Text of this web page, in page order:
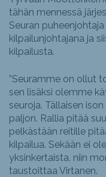
tähän mennessä
Seuran puheenjohtaja
kilpailunjohtajana ja
kilpailusta.
”Seuramme on ollut
sen lisäksi olemme
seuroja. Tällaisen
paljon. Rallia pitää
pelkästään reitille
kilpailua. Sekään ei
yksinkertaista, niin
taustoittaa Virtanen.